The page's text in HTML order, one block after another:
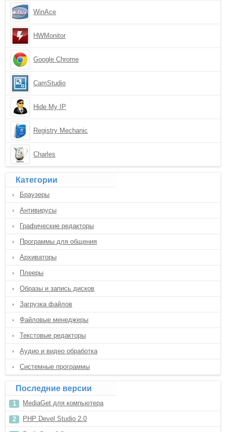
WinAce
HWMonitor
Google Chrome
CamStudio
Hide My IP
Registry Mechanic
Charles
Категории
Браузеры
Антивирусы
Графические редакторы
Программы для общения
Архиваторы
Плееры
Образы и запись дисков
Загрузка файлов
Файловые менеджеры
Текстовые редакторы
Аудио и видео обработка
Системные программы
Последние версии
MediaGet для компьютера
PHP Devel Studio 2.0